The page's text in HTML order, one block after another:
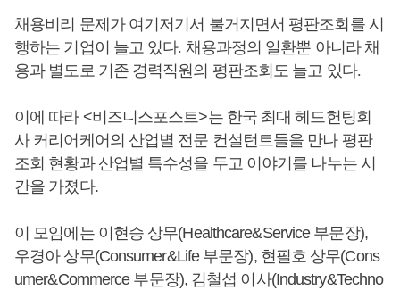
채용비리 문제가 여기저기서 불거지면서 평판조회를 시
행하는 기업이 늘고 있다. 채용과정의 일환뿐 아니라 채
용과 별도로 기존 경력직원의 평판조회도 늘고 있다.
이에 따라 <비즈니스포스트>는 한국 최대 헤드헌팅회
사 커리어케어의 산업별 전문 컨설턴트들을 만나 평판
조회 현황과 산업별 특수성을 두고 이야기를 나누는 시
간을 가졌다.
이 모임에는 이현승 상무(Healthcare&Service 부문장),
우경아 상무(Consumer&Life 부문장), 현필호 상무(Cons
umer&Commerce 부문장), 김철섭 이사(Industry&Techno